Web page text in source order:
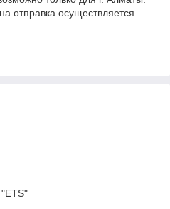
отправка осуществляется